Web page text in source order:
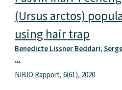
(Ursus arctos)
using hair trap
Benedicte Lissner Beddari,
...
NIBIO Rapport, 6(61), 2020